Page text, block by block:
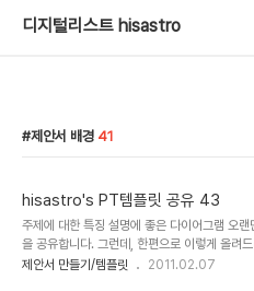
디지털리스트 hisastro
제안서 배경 41
hisastro's PT템플릿 공유 43
주제에 대한 특징 설명에 좋은 다이어그램 오랜
을 공유합니다. 그런데, 한편으로 이렇게 올려
이 될까? 회의가 들기도 합니다. 분명 페이지뷰
제안서 만들기/템플릿 2011.02.07